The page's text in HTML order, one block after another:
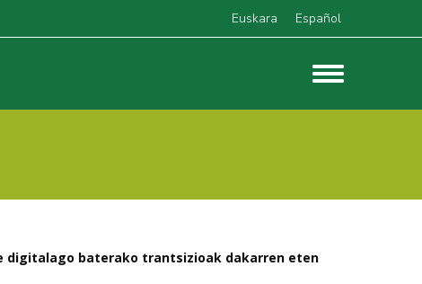
Euskara Español
digitalago baterako trantsizioak dakarren eten